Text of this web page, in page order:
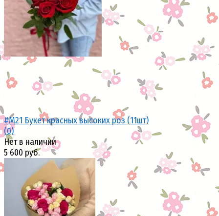
избранное сравнить
избранное сравнить
#M21 Букет красных высоких роз (11шт)
(0)
Нет в наличии
5 600 руб.